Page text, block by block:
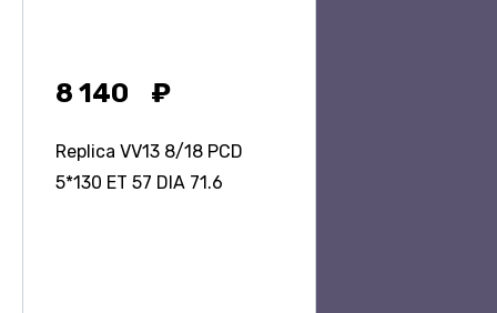
8 140
Replica VV13 8/18 PCD
5*130 ET 57 DIA 71.6